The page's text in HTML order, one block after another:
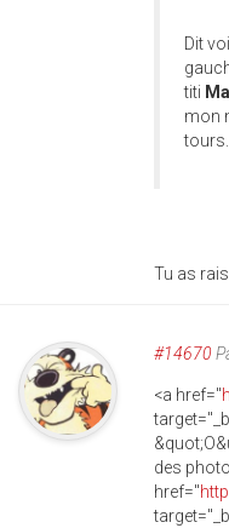
Dit
titi
mon
Tu as
#14670
<a href="
des
href="